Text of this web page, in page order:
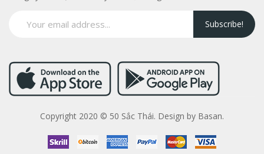
Subscribe!
Copyright 2020 © 50 Sắc Thái. Design by Basan.